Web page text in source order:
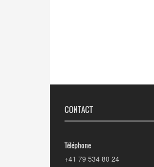
CONTACT
Téléphone
+41 79 534 80 24